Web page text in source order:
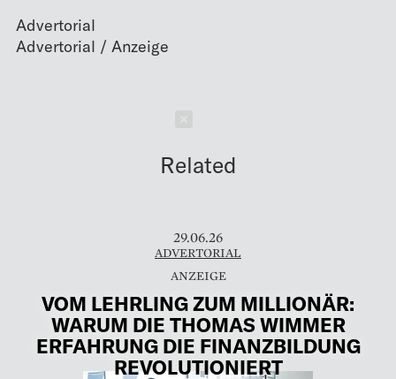
Advertorial
Related
29.06.26
ADVERTORIAL
VOM LEHRLING ZUM MILLIONÄR:
WARUM DIE THOMAS WIMMER
ERFAHRUNG DIE FINANZBILDUNG
REVOLUTIONIERT